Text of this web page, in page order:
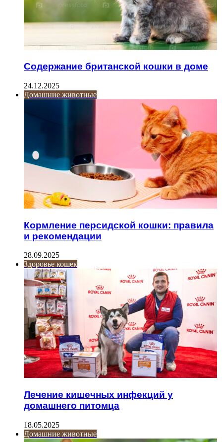
Содержание британской кошки в доме
24.12.2025
Домашние животные
Кормление персидской кошки: правила
и рекомендации
28.09.2025
Здоровье кошек
Лечение кишечных инфекций у
домашнего питомца
18.05.2025
Домашние животные